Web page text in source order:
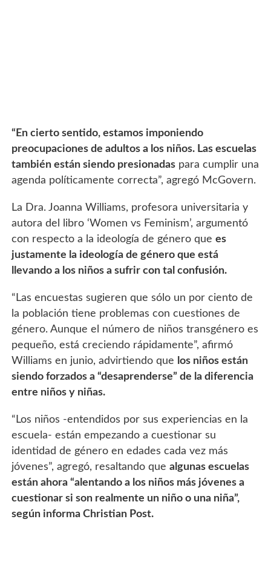
“En cierto sentido, estamos imponiendo
preocupaciones de adultos a los niños. Las escuelas
también están siendo presionadaspara cumplir una
agenda políticamente correcta”, agregó McGovern.
La Dra. Joanna Williams, profesora universitaria y
autora del libro ‘Women vs Feminism’, argumentó
con respecto a la ideología de género que es
justamente la ideología de género que está
llevando a los niños a sufrir con tal confusión.
“Las encuestas sugieren que sólo un por ciento de
la población tiene problemas con cuestiones de
género. Aunque el número de niños transgénero es
pequeño, está creciendo rápidamente”, afirmó
Williams en junio, advirtiendo que los niños están
siendo forzados a “desaprenderse” de la diferencia
entre niños y niñas.
“Los niños -entendidos por sus experiencias en la
escuela- están empezando a cuestionar su
identidad de género en edades cada vez más
jóvenes”, agregó, resaltando que algunas escuelas
están ahora “alentando a los niños más jóvenes a
cuestionar si son realmente un niño o una niña”,
según informa Christian Post.